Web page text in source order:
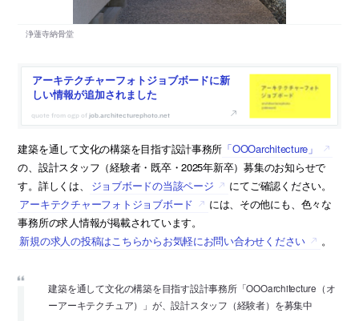
アーキテクチャーフォトジョブボードに新
しい情報が追加されました
job.architecturephoto.net
建築を通して文化の構築を目指す設計事務所 「OOOarchitecture」
の、設計スタッフ（経験者・既卒・2025年新卒）募集のお知らせで
す。詳しくは、
ジョブボードの当該ページ
にてご確認ください。
アーキテクチャーフォトジョブボード
には、その他にも、色々な
事務所の求人情報が掲載されています。
新規の求人の投稿はこちらからお気軽にお問い合わせください
。
建築を通して文化の構築を目指す設計事務所「OOOarchitecture（オ
ーアーキテクチュア）」が、設計スタッフ（経験者）を募集中